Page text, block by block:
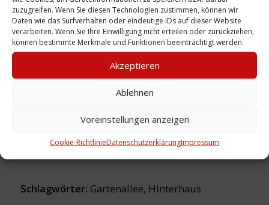
zuzugreifen. Wenn Sie diesen Technologien zustimmen, können wir
Daten wie das Surfverhalten oder eindeutige IDs auf dieser Website
verarbeiten. Wenn Sie Ihre Einwilligung nicht erteilen oder zurückziehen,
können bestimmte Merkmale und Funktionen beeinträchtigt werden.
Akzeptieren
Ablehnen
Voreinstellungen anzeigen
Cookie-RichtlinieDatenschutzerklärungImpressum
Urheber: Köster, Dietram
Sammlung:Köster
Zeitliche Einordnung: 2014
Ort: Gartenallee 20A
Schlagwörter: Gartenallee, Hinterhaus